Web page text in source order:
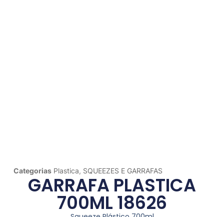
Categorias Plastica, SQUEEZES E GARRAFAS
GARRAFA PLASTICA
700ML 18626